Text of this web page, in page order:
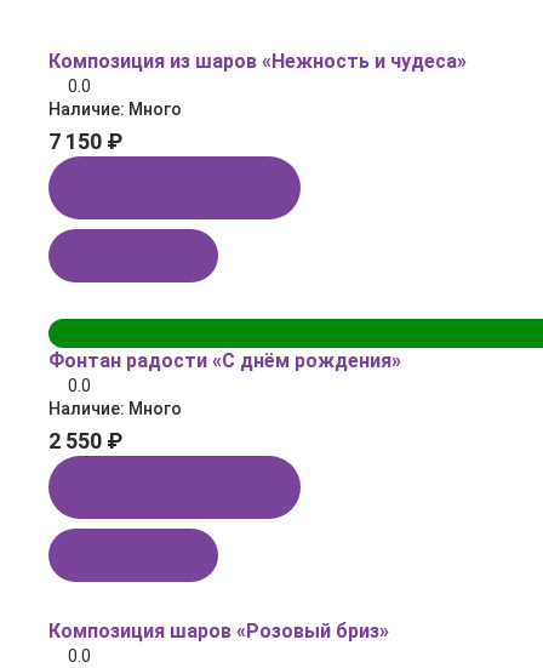
Композиция из шаров «Нежность и чудеса»
0.0
Наличие: Много
7 150 ₽
Фонтан радости «С днём рождения»
0.0
Наличие: Много
2 550 ₽
Композиция шаров «Розовый бриз»
0.0